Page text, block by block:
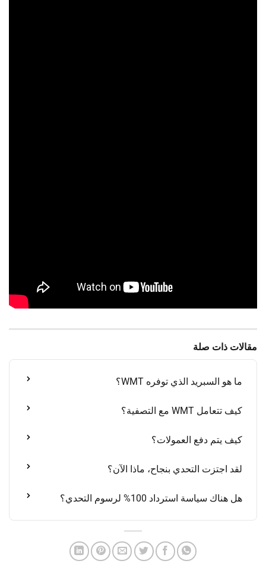
مقالات ذات صلة
ما هو السبريد الذي توفره WMT؟
كيف تتعامل WMT مع التصفية؟
كيف يتم دفع العمولات؟
لقد اجتزت التحدي بنجاح، ماذا الآن؟
هل هناك سياسة استرداد 100% لرسوم التحدي؟